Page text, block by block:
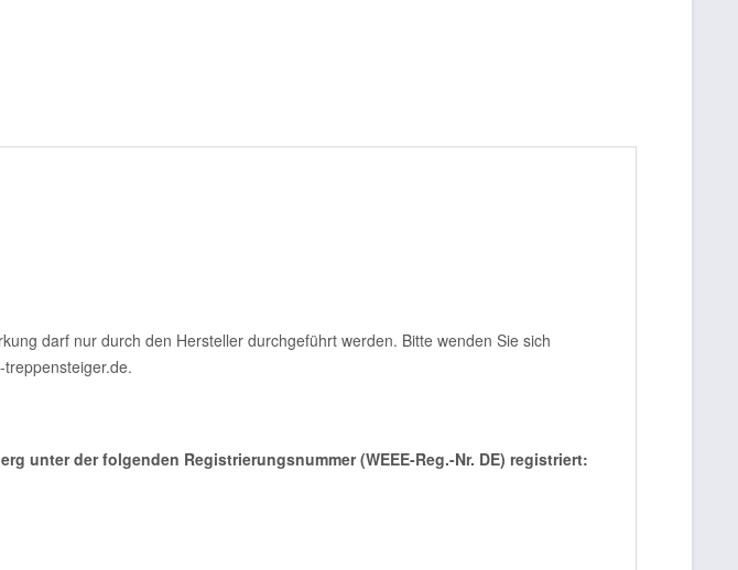
darf nur durch den Hersteller durchgeführt werden. Bitte wenden Sie sich
unter der folgenden Registrierungsnummer (WEEE-Reg.-Nr. DE) registriert: